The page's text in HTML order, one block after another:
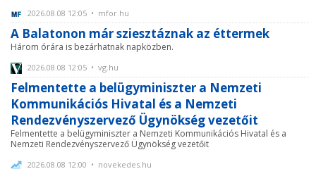
2026.08.08 12:05 • mfor.hu
A Balatonon már sziesztáznak az éttermek
Három órára is bezárhatnak napközben.
2026.08.08 12:05 • vg.hu
Felmentette a belügyminiszter a Nemzeti
Kommunikációs Hivatal és a Nemzeti
Rendezvényszervező Ügynökség vezetőit
Felmentette a belügyminiszter a Nemzeti Kommunikációs Hivatal és a
Nemzeti Rendezvényszervező Ügynökség vezetőit
2026.08.08 12:00 • novekedes.hu